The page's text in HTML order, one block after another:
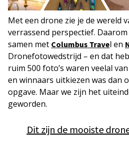
Met een drone zie je de wereld
verrassend perspectief.
samen met Columbus Travel en
Dronefotowedstrijd – en dat
ruim 500 foto’s waren veelal
en winnaars uitkiezen was dan
opgave. Maar we zijn het
geworden.
Dit zijn de mooiste